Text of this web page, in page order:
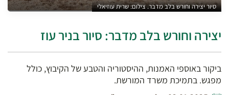
סיור יצירה וחורש בלב מדבר. צילום: שרית עוזיאלי
יצירה וחורש בלב מדבר: סיור בניר עוז
ביקור באוספי האמנות, ההיסטוריה והטבע של הקיבוץ, כולל
מפגש. בתמיכת משרד המורשת.